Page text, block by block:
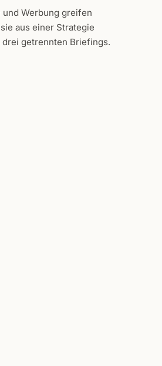
und Werbung greifen
aus einer Strategie
drei getrennten Briefings.